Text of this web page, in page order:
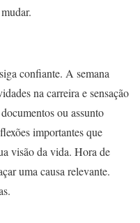
confiante. A semana
na carreira e sensação
ou assunto
importantes que
visão da vida. Hora de
uma causa relevante.